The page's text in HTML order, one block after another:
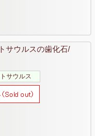
サウルスの歯化石/
サウルス